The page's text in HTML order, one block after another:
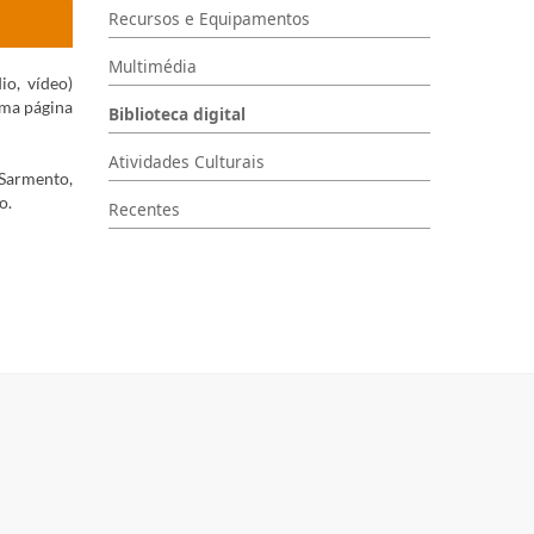
vídeo)
página
Recursos e Equipamentos
Multimédia
Biblioteca digital
Atividades Culturais
Recentes